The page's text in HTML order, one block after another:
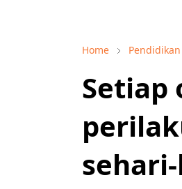
Home Pendidikan
Setiap